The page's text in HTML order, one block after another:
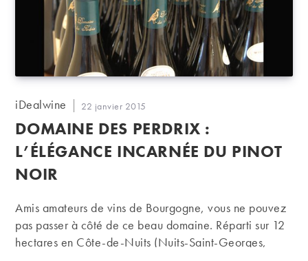
Auteur/autrice
la
publication :
iDealwine
Publication
publiée :
22 janvier 2015
DOMAINE DES PERDRIX :
L’ÉLÉGANCE INCARNÉE DU PINOT
NOIR
Amis amateurs de vins de Bourgogne, vous ne pouvez
pas passer à côté de ce beau domaine. Réparti sur 12
hectares en Côte-de-Nuits (Nuits-Saint-Georges,